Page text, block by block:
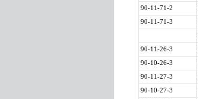
90-11-71-2
90-11-71-3
90-11-26-3
90-10-26-3
90-11-27-3
90-10-27-3